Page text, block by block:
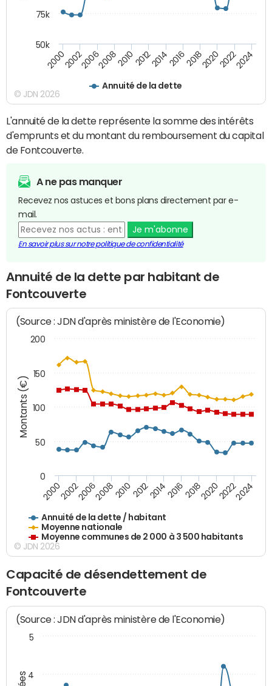
Annuité de la dette
200020022006200820102012201420162018202020222024
50k
75k
© JDN 2026
L'annuité de la dette représente la somme des intérêts
d'emprunts et du montant du remboursement du capital
de Fontcouverte.
A ne pas manquer
Recevez nos astuces et bons plans directement par e-
mail.
Je m'abonne
En savoir plus sur notre politique de confidentialité
Annuité de la dette par habitant de
Fontcouverte
Montants (€)
(Source : JDN d'après ministère de l'Economie)
Annuité de la dette / habitant
Moyenne nationale
Moyenne communes de 2 000 à 3 500 habitants
200020022006200820102012201420162018202020222024
0
50
100
150
200
© JDN 2026
Capacité de désendettement de
Fontcouverte
(Source : JDN d'après ministère de l'Economie)
4
5